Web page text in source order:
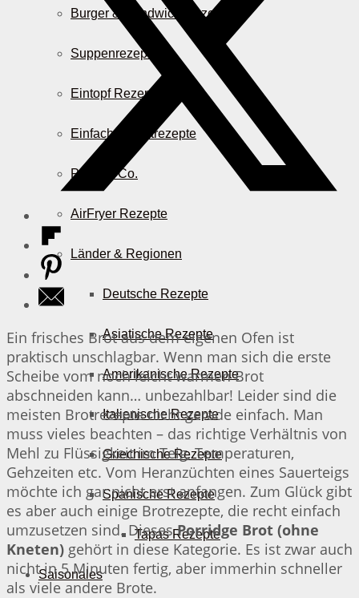
Burger & Sandwich Rezepte
Suppenrezepte
Eintopf Rezepte
Einfache Salatrezepte
Pizza & Co.
AirFryer Rezepte
Länder & Regionen
Deutsche Rezepte
Asiatische Rezepte
Amerikanische Rezepte
Italienische Rezepte
Griechische Rezepte
Spanische Rezepte
Tapas Rezepte
Saisonales
Ein frisches Brot aus dem eigenen Ofen ist
praktisch unschlagbar. Wenn man sich die erste
Scheibe vom noch leicht warmen Brot
abschneiden kann… unbezahlbar! Leider sind die
meisten Brotrezepte nicht gerade einfach. Man
muss vieles beachten – das richtige Verhältnis von
Mehl zu Flüssigkeit im Teig, Temperaturen,
Gehzeiten etc. Vom Heranzüchten eines Sauerteigs
möchte ich gar nicht erst anfangen. Zum Glück gibt
es aber auch einige Brotrezepte, die recht einfach
umzusetzen sind. DiesesPorridge Brot (ohne
Kneten) gehört in diese Kategorie. Es ist zwar auch
nicht in 5 Minuten fertig, aber immerhin schneller
als viele andere Brote.